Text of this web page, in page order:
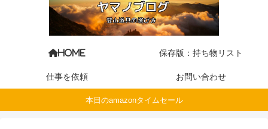
HOME 保存版：持ち物リスト
仕事を依頼 お問い合わせ
本日のamazonタイムセール